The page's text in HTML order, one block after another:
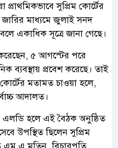
সুপ্রিম কোর্টের
মাধ্যমে জুলাই সনদ
একাধিক সূত্রে জানা গেছে।
৫ আগস্টের পরে
ব্যবস্থায় প্রবেশ করেছে। তাই
মতামত চাওয়া হলে,
আদালত।
হলে এই বৈঠক অনুষ্ঠিত
উপস্থিত ছিলেন সুপ্রিম